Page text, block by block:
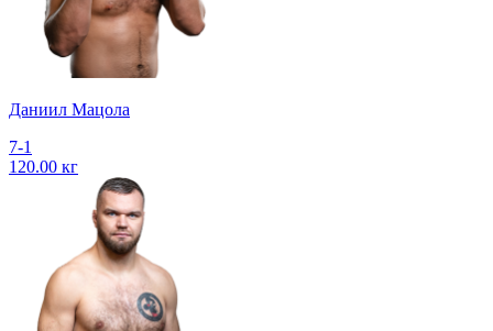
Даниил Мацола
7-1
120.00 кг